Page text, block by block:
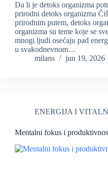
Da li je detoks organizma
prirodni detoks organizma
prirodnim putem, detoks
organizma su teme koje se
mnogi ljudi osećaju pad
u svakodnevnom…
milans
jun 19, 2026
ENERGIJA I
Mentalni fokus i